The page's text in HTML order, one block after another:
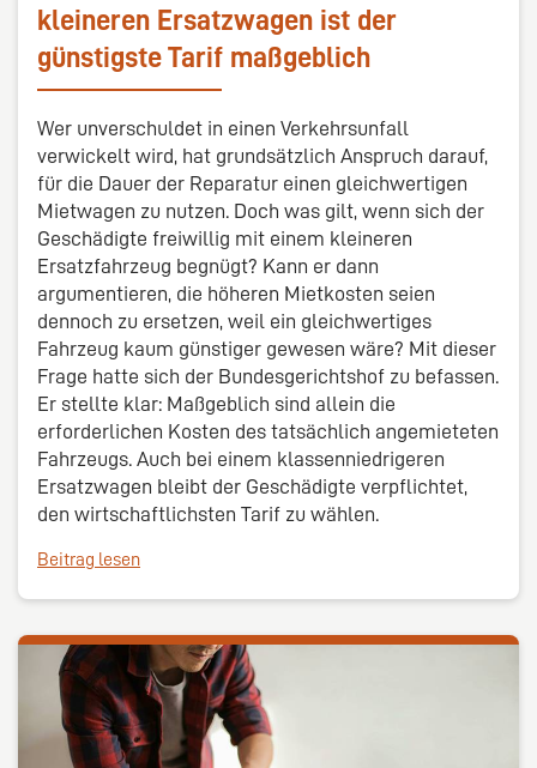
kleineren Ersatzwagen ist der
günstigste Tarif maßgeblich
Wer unverschuldet in einen Verkehrsunfall
verwickelt wird, hat grundsätzlich Anspruch darauf,
für die Dauer der Reparatur einen gleichwertigen
Mietwagen zu nutzen. Doch was gilt, wenn sich der
Geschädigte freiwillig mit einem kleineren
Ersatzfahrzeug begnügt? Kann er dann
argumentieren, die höheren Mietkosten seien
dennoch zu ersetzen, weil ein gleichwertiges
Fahrzeug kaum günstiger gewesen wäre? Mit dieser
Frage hatte sich der Bundesgerichtshof zu befassen.
Er stellte klar: Maßgeblich sind allein die
erforderlichen Kosten des tatsächlich angemieteten
Fahrzeugs. Auch bei einem klassenniedrigeren
Ersatzwagen bleibt der Geschädigte verpflichtet,
den wirtschaftlichsten Tarif zu wählen.
Beitrag lesen